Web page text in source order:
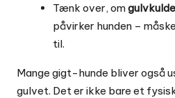
Tænk over, omgulvkulde
påvirker hunden –
til.
Mange gigt-hunde bliver også
gulvet. Det er ikke bare et